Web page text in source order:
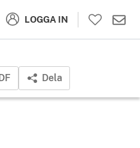
LOGGA IN
Dela